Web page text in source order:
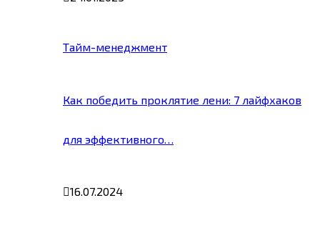
Тайм-менеджмент
Как победить проклятие лени: 7 лайфхаков
для эффективного…
16.07.2024